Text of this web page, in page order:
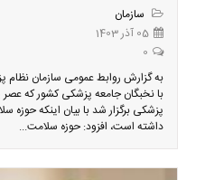
سازمان
05 آذر 1403
0
به گزارش روابط عمومی سازمان نظام
داشته است، افزود: حوزه سلامت...